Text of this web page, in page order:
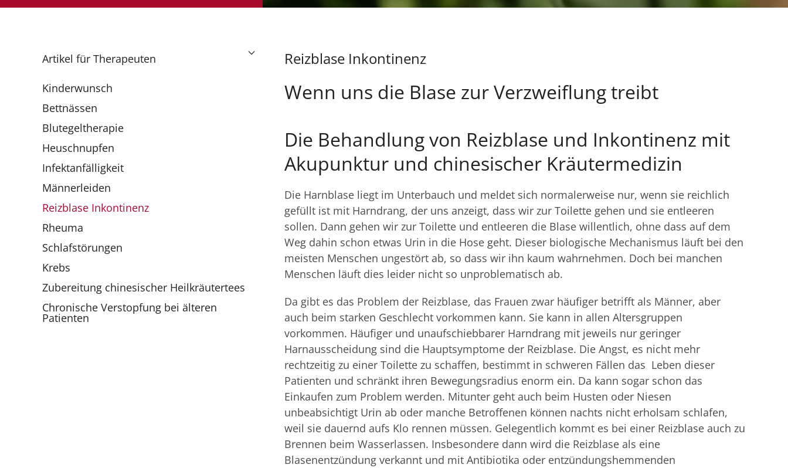
Artikel für Therapeuten
Kinderwunsch
Bettnässen
Blutegeltherapie
Heuschnupfen
Infektanfälligkeit
Männerleiden
Reizblase Inkontinenz
Rheuma
Schlafstörungen
Krebs
Zubereitung chinesischer Heilkräutertees
Chronische Verstopfung bei älteren
Patienten
Reizblase Inkontinenz
Wenn uns die Blase zur Verzweiflung treibt
Die Behandlung von Reizblase und Inkontinenz mit
Akupunktur und chinesischer Kräutermedizin
Die Harnblase liegt im Unterbauch und meldet sich normalerweise nur, wenn sie reichlich
gefüllt ist mit Harndrang, der uns anzeigt, dass wir zur Toilette gehen und sie entleeren
sollen. Dann gehen wir zur Toilette und entleeren die Blase willentlich, ohne dass auf dem
Weg dahin schon etwas Urin in die Hose geht. Dieser biologische Mechanismus läuft bei den
meisten Menschen ungestört ab, so dass wir ihn kaum wahrnehmen. Doch bei manchen
Menschen läuft dies leider nicht so unproblematisch ab.
Da gibt es das Problem der Reizblase, das Frauen zwar häufiger betrifft als Männer, aber
auch beim starken Geschlecht vorkommen kann. Sie kann in allen Altersgruppen
vorkommen. Häufiger und unaufschiebbarer Harndrang mit jeweils nur geringer
Harnausscheidung sind die Hauptsymptome der Reizblase. Die Angst, es nicht mehr
rechtzeitig zu einer Toilette zu schaffen, bestimmt in schweren Fällen das Leben dieser
Patienten und schränkt ihren Bewegungsradius enorm ein. Da kann sogar schon das
Einkaufen zum Problem werden. Mitunter geht auch beim Husten oder Niesen
unbeabsichtigt Urin ab oder manche Betroffenen können nachts nicht erholsam schlafen,
weil sie dauernd aufs Klo rennen müssen. Gelegentlich kommt es bei einer Reizblase auch zu
Brennen beim Wasserlassen. Insbesondere dann wird die Reizblase als eine
Blasenentzündung verkannt und mit Antibiotika oder entzündungshemmenden